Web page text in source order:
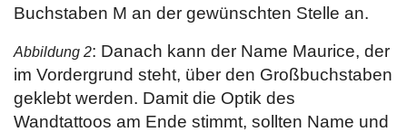
Buchstaben M an der gewünschten Stelle an.
Abbildung 2: Danach kann der Name Maurice, der
im Vordergrund steht, über den Großbuchstaben
geklebt werden. Damit die Optik des
Wandtattoos am Ende stimmt, sollten Name und